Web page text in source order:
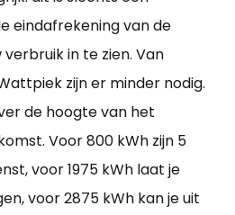
eindafrekening van de
in te zien. Van
zijn er minder nodig.
de hoogte van het
Voor 800 kWh zijn 5
voor 1975 kWh laat je
voor 2875 kWh kan je uit